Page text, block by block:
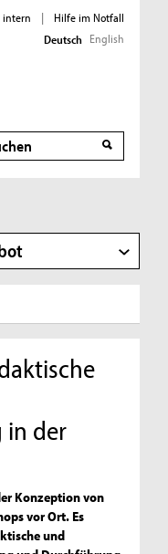
intern |
Hilfe im Notfall
Deutsch English
in der
Konzeption von
vor Ort. Es
und